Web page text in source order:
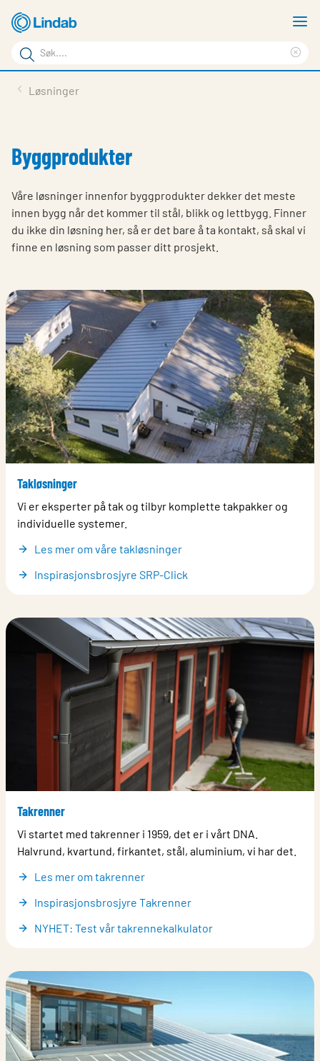
hovedinnhold
Søkeord
Søk
på
Om Lindab
Bærekraft
Kontakt oss
Choose languge
Norway
Løsninger
Byggprodukter
Våre løsninger innenfor byggprodukter dekker det meste
innen bygg når det kommer til stål, blikk og lettbygg. Finner
du ikke din løsning her, så er det bare å ta kontakt, så skal vi
finne en løsning som passer ditt prosjekt.
Takløsninger
Vi er eksperter på tak og tilbyr komplette takpakker og
individuelle systemer.
Les mer om våre takløsninger
Inspirasjonsbrosjyre SRP-Click
Takrenner
Vi startet med takrenner i 1959, det er i vårt DNA.
Halvrund, kvartund, firkantet, stål, aluminium, vi har det.
Les mer om takrenner
Inspirasjonsbrosjyre Takrenner
NYHET: Test vår takrennekalkulator